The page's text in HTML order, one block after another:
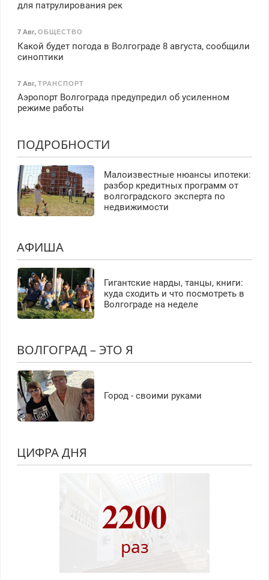
для патрулирования рек
7 Авг, ОБЩЕСТВО
Какой будет погода в Волгограде 8 августа, сообщили
синоптики
7 Авг, ТРАНСПОРТ
Аэропорт Волгограда предупредил об усиленном
режиме работы
ПОДРОБНОСТИ
Малоизвестные нюансы ипотеки:
разбор кредитных программ от
волгоградского эксперта по
недвижимости
АФИША
Гигантские нарды, танцы, книги:
куда сходить и что посмотреть в
Волгограде на неделе
ВОЛГОГРАД – ЭТО Я
Город - своими руками
ЦИФРА ДНЯ
2200
раз